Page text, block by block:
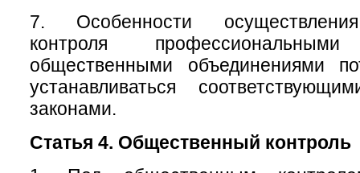
7. Особенности
контроля
общественными объединениями
устанавливаться
законами.
Статья 4. Общественный контроль